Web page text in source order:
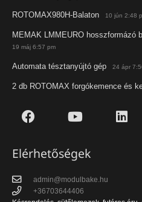
ROTOMAX980H-Balaton 10 jún 2:48
MEMAK LMMEURO hosszformázó
19 máj 6:57 pm
Automata tésztanyújtó gép 24 ápr
2 db ROTOMAX forgókemence és
Elérhetőségek
admin@modulbake.hu
+36703644406